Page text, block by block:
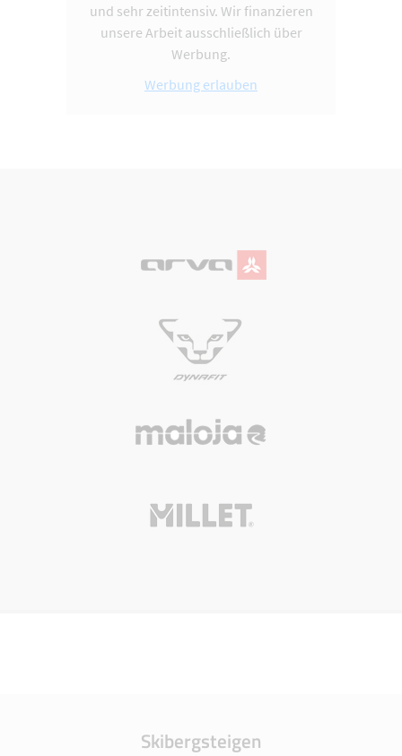
und sehr zeitintensiv. Wir finanzieren
unsere Arbeit ausschließlich über
Werbung.
Werbung erlauben
Skibergsteigen